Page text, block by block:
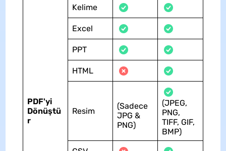
PDF'yi
Dönüştü
r
Kelime
Excel
PPT
HTML
Resim
(Sadece
JPG &
PNG)
(JPEG,
PNG,
TIFF, GIF,
BMP)